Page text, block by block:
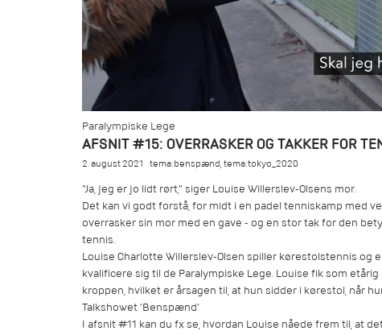
Paralympiske Lege
AFSNIT #15: OVERRASKER OG TAKKER FOR
2. august 2021 tema:benspænd,tema:tokyo_2020
"Ja, jeg er jo lidt rørt," siger Louise Willerslev-Olsens mor.
Det kan vi godt forstå, for midt i en padel tenniskamp med
overrasker sin mor med en gave - og en stor tak for den
tennis.
Louise Charlotte Willerslev-Olsen spiller kørestolstennis og
kvalificere sig til de Paralympiske Lege. Louise fik som
kroppen, hvilket er årsagen til, at hun sidder i kørestol, når
Talkshowet ’Benspænd’
I afsnit #11 kan du fx se, hvordan Louise nåede frem til, at